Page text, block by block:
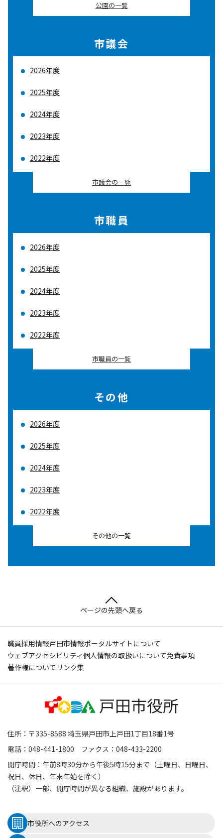
公園の一覧
市議会
2026年度
2025年度
2024年度
2023年度
2022年度
市議会の一覧
市職員
2026年度
2025年度
2024年度
2023年度
2022年度
市職員の一覧
その他
2026年度
2025年度
2024年度
2023年度
2022年度
その他の一覧
ページの先頭へ戻る
職員採用情報戸田市情報ポータルサイトについて
ウェブアクセシビリティ個人情報の取扱いについて免責事項
著作権について リンク集
住所：〒335-8588 埼玉県戸田市上戸田1丁目18番1号
電話：048-441-1800 ファクス：048-433-2200
開庁時間：午前8時30分から午後5時15分まで（土曜日、日曜日、
祝日、休日、年末年始を除く）
（注釈）一部、開庁時間が異なる組織、施設があります。
市役所へのアクセス